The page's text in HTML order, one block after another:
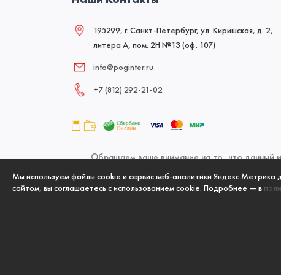
Мы используем файлы cookie и сервис веб-аналитики
сайтом, вы соглашаетесь с использованием cookie. Подробнее — в
195299, г. Санкт-Петербург, ул. Киришская, д. 2,
литера А, пом. 2Н №13 (оф. 107)
info@poginter.ru
+7 (812) 292‑21‑02
Обращаем ваше внимание на то, что данный
офертой, определяемой положениями Статьи
указанных товаров и (или) услуг,